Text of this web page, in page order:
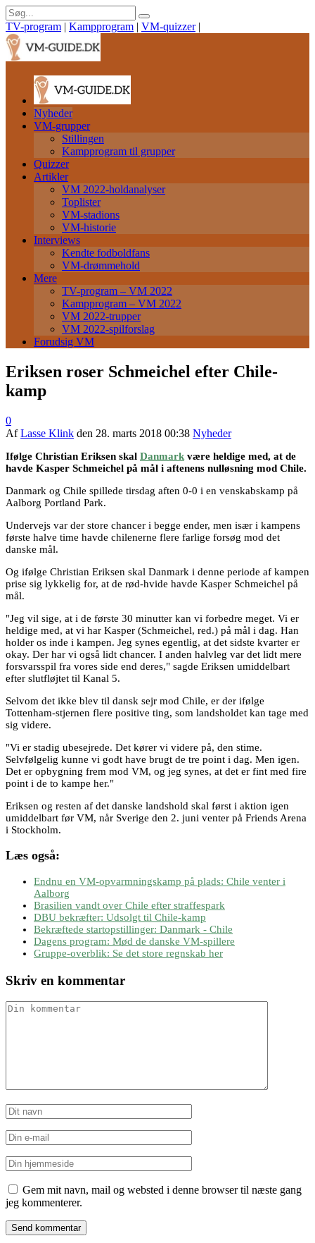
TV-program | Kampprogram | VM-quizzer |
Nyheder
VM-grupper
Stillingen
Kampprogram til grupper
Quizzer
Artikler
VM 2022-holdanalyser
Toplister
VM-stadions
VM-historie
Interviews
Kendte fodboldfans
VM-drømmehold
Mere
TV-program – VM 2022
Kampprogram – VM 2022
VM 2022-trupper
VM 2022-spilforslag
Forudsig VM
Eriksen roser Schmeichel efter Chile-
kamp
0
AfLasse Klink den 28. marts 2018 00:38 Nyheder
Ifølge Christian Eriksen skal Danmark være heldige med, at de
havde Kasper Schmeichel på mål i aftenens nulløsning mod Chile.
Danmark og Chile spillede tirsdag aften 0-0 i en venskabskamp på
Aalborg Portland Park.
Undervejs var der store chancer i begge ender, men især i kampens
første halve time havde chilenerne flere farlige forsøg mod det
danske mål.
Og ifølge Christian Eriksen skal Danmark i denne periode af kampen
prise sig lykkelig for, at de rød-hvide havde Kasper Schmeichel på
mål.
"Jeg vil sige, at i de første 30 minutter kan vi forbedre meget. Vi er
heldige med, at vi har Kasper (Schmeichel, red.) på mål i dag. Han
holder os inde i kampen. Jeg synes egentlig, at det sidste kvarter er
okay. Der har vi også lidt chancer. I anden halvleg var det lidt mere
forsvarsspil fra vores side end deres," sagde Eriksen umiddelbart
efter slutfløjtet til Kanal 5.
Selvom det ikke blev til dansk sejr mod Chile, er der ifølge
Tottenham-stjernen flere positive ting, som landsholdet kan tage med
sig videre.
"Vi er stadig ubesejrede. Det kører vi videre på, den stime.
Selvfølgelig kunne vi godt have brugt de tre point i dag. Men igen.
Det er opbygning frem mod VM, og jeg synes, at det er fint med fire
point i de to kampe her."
Eriksen og resten af det danske landshold skal først i aktion igen
umiddelbart før VM, når Sverige den 2. juni venter på Friends Arena
i Stockholm.
Læs også:
Endnu en VM-opvarmningskamp på plads: Chile venter i
Aalborg
Brasilien vandt over Chile efter straffespark
DBU bekræfter: Udsolgt til Chile-kamp
Bekræftede startopstillinger: Danmark - Chile
Dagens program: Mød de danske VM-spillere
Gruppe-overblik: Se det store regnskab her
Skriv en kommentar
Gem mit navn, mail og websted i denne browser til næste gang
jeg kommenterer.